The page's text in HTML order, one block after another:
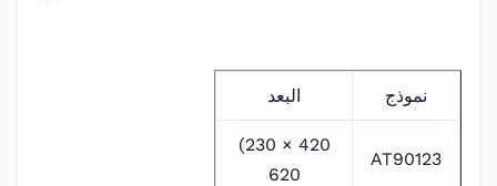
نموذج البعد
AT90123
420 × 230)
620